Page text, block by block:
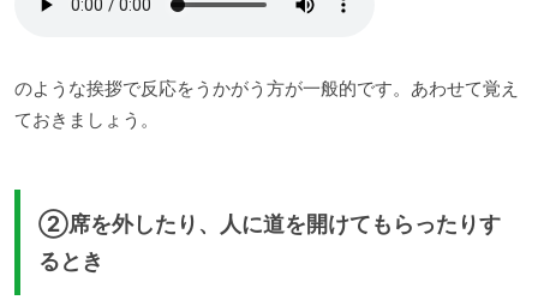
のような挨拶で反応をうかがう方が一般的です。あわせて覚え
ておきましょう。
②席を外したり、人に道を開けてもらったりす
るとき